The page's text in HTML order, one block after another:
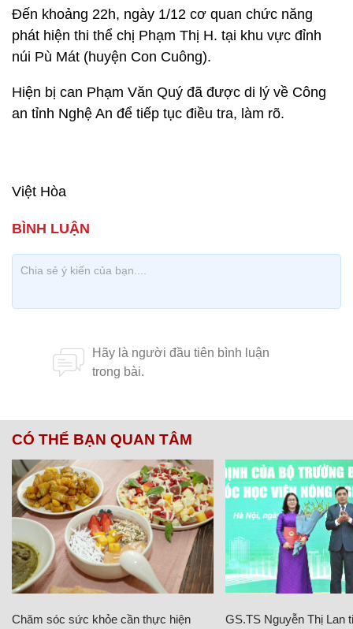
Đến khoảng 22h, ngày 1/12 cơ quan chức năng
phát hiện thi thể chị Phạm Thị H. tại khu vực đỉnh
núi Pù Mát (huyện Con Cuông).
Hiện bị can Phạm Văn Quý đã được di lý về Công
an tỉnh Nghệ An để tiếp tục điều tra, làm rõ.
Việt Hòa
CÓ THỂ BẠN QUAN TÂM
Chăm sóc sức khỏe cần thực hiện GS.TS Nguyễn Thị Lan